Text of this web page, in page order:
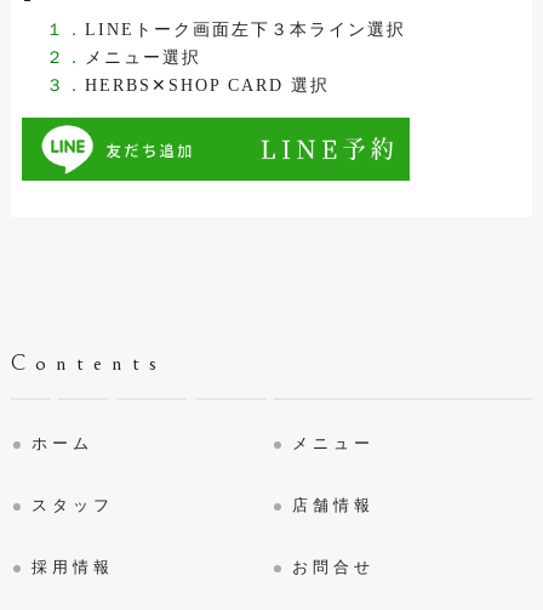
１．LINEトーク画面左下３本ライン選択
２．
メニュー選択
３．HERBS✕SHOP CARD 選択
Contents
ホーム メニュー
スタッフ 店舗情報
採用情報 お問合せ